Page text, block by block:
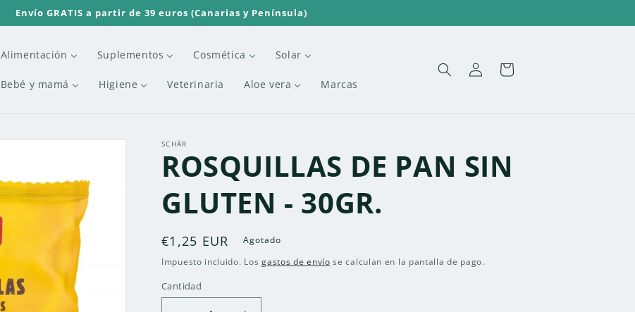
Envío GRATIS a partir de 39 euros (Canarias y Península)
Alimentación Suplementos Cosmética Solar
Bebé y mamá Higiene Veterinaria Aloe vera Marcas
Iniciar
sesión
Carrito
SCHÄR
ROSQUILLAS DE PAN SIN
GLUTEN - 30GR.
Precio
habitual
€1,25 EUR
Agotado
Impuesto incluido. Losgastos de envío se calculan en la pantalla de pago.
Cantidad